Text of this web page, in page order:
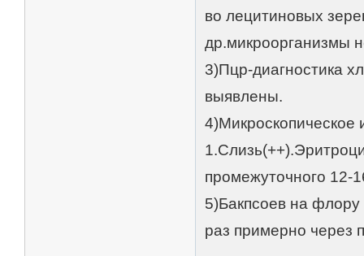
во лецитиновых
др.микроорганизмы
3)Пцр-диагностика
выявлены.
4)Микроскопическое
промежуточного 12-
5)Бакпсоев на
раз примерно через